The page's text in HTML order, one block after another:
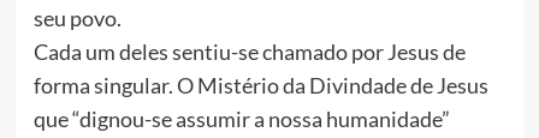
seu povo.
Cada um deles sentiu-se chamado por Jesus de
forma singular. O Mistério da Divindade de Jesus
que “dignou-se assumir a nossa humanidade”